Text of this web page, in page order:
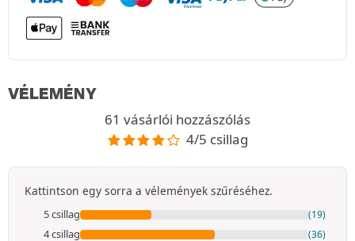
VÉLEMÉNY
61 vásárlói hozzászólás
4/5 csillag
Kattintson egy sorra a vélemények szűréséhez.
5 csillag (19)
4 csillag (36)